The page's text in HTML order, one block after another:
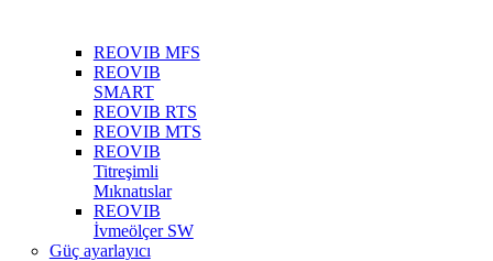
REOVIB MFS
REOVIB
SMART
REOVIB RTS
REOVIB MTS
REOVIB
Titreşimli
Mıknatıslar
REOVIB
İvmeölçer SW
Güç ayarlayıcı